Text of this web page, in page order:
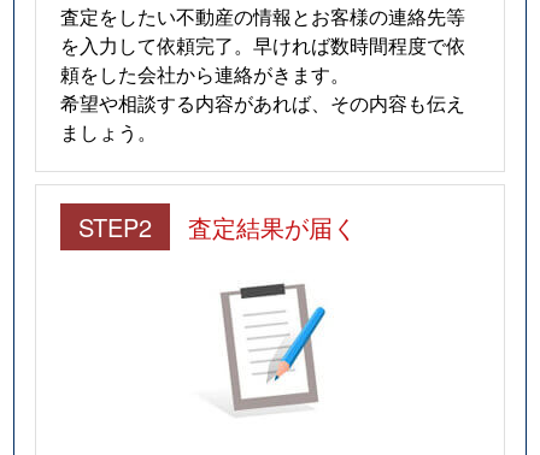
査定をしたい不動産の情報とお客様の連絡先等
を入力して依頼完了。早ければ数時間程度で依
頼をした会社から連絡がきます。
希望や相談する内容があれば、その内容も伝え
ましょう。
STEP2 査定結果が届く